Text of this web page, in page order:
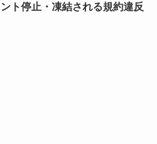
ト停止・凍結される規約違反